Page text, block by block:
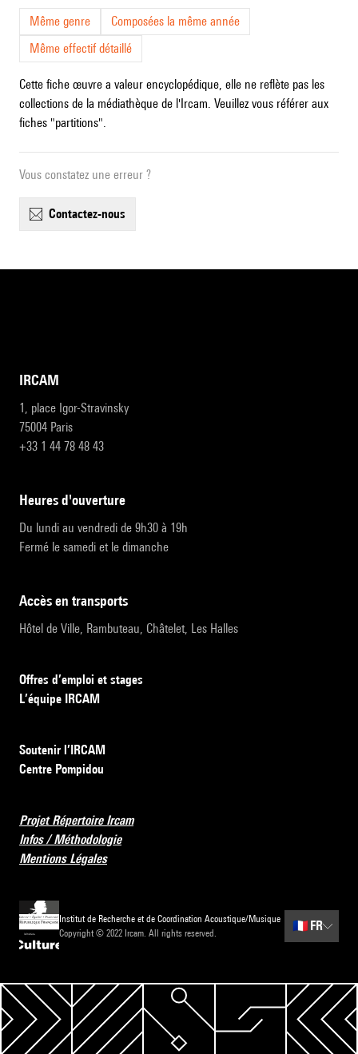
Même genre
Composées la même année
Même effectif détaillé
Cette fiche œuvre a valeur encyclopédique, elle ne reflète pas les
collections de la médiathèque de l'Ircam. Veuillez vous référer aux
fiches "partitions".
Vous constatez une erreur ?
contactez-nous
IRCAM
1, place Igor-Stravinsky
75004 Paris
+33 1 44 78 48 43
heures d'ouverture
Du lundi au vendredi de 9h30 à 19h
Fermé le samedi et le dimanche
accès en transports
Hôtel de Ville, Rambuteau, Châtelet, Les Halles
Offres d’emploi et stages
L’équipe IRCAM
Soutenir l’IRCAM
Centre Pompidou
Projet Répertoire Ircam
Infos / Méthodologie
Mentions Légales
Institut de Recherche et de Coordination Acoustique/Musique
Copyright © 2022 Ircam. All rights reserved.
🇫🇷 FR